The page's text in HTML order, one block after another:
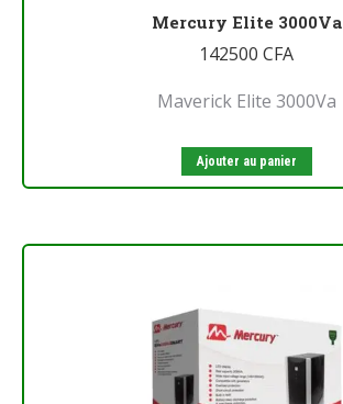
Mercury Elite 3000Va
142500 CFA
Maverick Elite 3000Va
Ajouter au panier